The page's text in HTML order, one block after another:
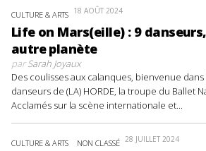
CULTURE & ARTS 18 AOÛT 2024
Life on Mars(eille) : 9
autre planète
parSarah Joyaux
Des coulisses aux calanques, bienvenue
danseurs de (LA) HORDE, la troupe du Ballet
Acclamés sur la scène internationale et...
CULTURE & ARTS NON CLASSÉ 28 JUILLET 2024